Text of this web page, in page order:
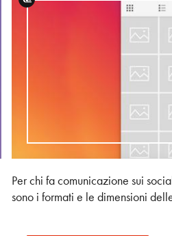
Per chi fa comunicazione sui
sono i formati e le dimensioni